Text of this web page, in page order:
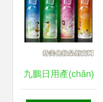
九鵬日用產(chǎn)